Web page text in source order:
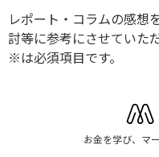
レポート・コラムの感想
討等に参考にさせていただ
※は必須項目です。
お金を学び、マ